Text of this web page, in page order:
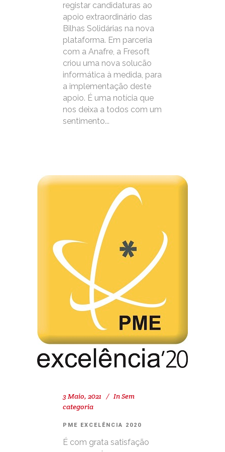
registar candidaturas ao
apoio extraordinário das
Bilhas Solidárias na nova
plataforma. Em parceria
com a Anafre, a Fresoft
criou uma nova solucão
informática à medida, para
a implementação deste
apoio. É uma notícia que
nos deixa a todos com um
sentimento...
3 Maio, 2021 InSem
categoria
PME EXCELÊNCIA 2020
É com grata satisfação